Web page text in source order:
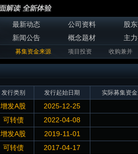
最新动态 公司资料
股
新闻公告
概念题材 主
募集资金来源 项目投资 收购兼并
发行类别 发行起始日期 实际募集资
增发A股
2025-12-25
可转债
2022-04-08
增发A股
2019-11-01
可转债
2017-04-17